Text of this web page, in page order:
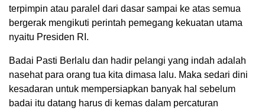
terpimpin atau paralel dari dasar sampai ke atas semua
bergerak mengikuti perintah pemegang kekuatan utama
nyaitu Presiden RI.
Badai Pasti Berlalu dan hadir pelangi yang indah adalah
nasehat para orang tua kita dimasa lalu. Maka sedari dini
kesadaran untuk mempersiapkan banyak hal sebelum
badai itu datang harus di kemas dalam percaturan